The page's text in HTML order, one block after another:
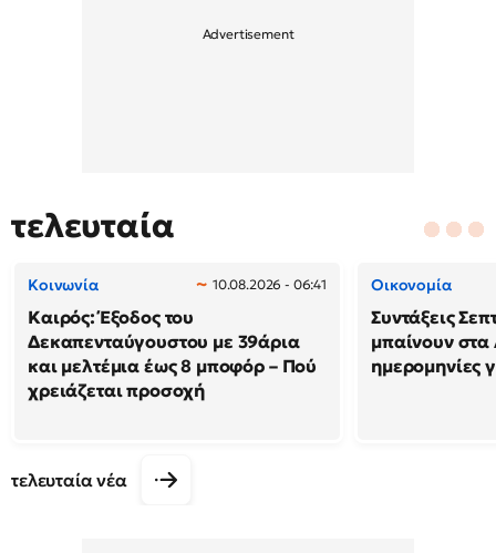
τελευταία
Κοινωνία 10.08.2026 - 06:41
Καιρός: Έξοδος του
Δεκαπενταύγουστου με 39άρια
και μελτέμια έως 8 μποφόρ – Πού
χρειάζεται προσοχή
Οικονομία
Συντάξεις
μπαίνουν
ημερομηνίες
τελευταία νέα